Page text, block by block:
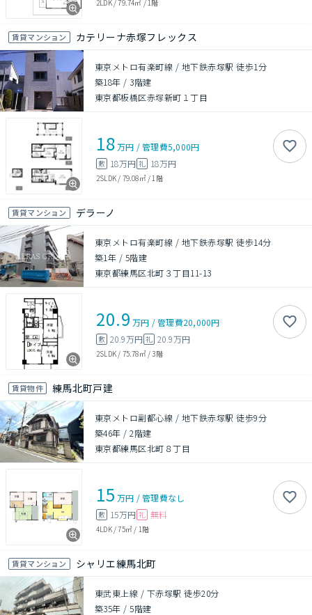
2LDK/79.74㎡ / 1階
賃貸マンション カテリーナ赤塚フレックス
東京メトロ有楽町線 / 地下鉄赤塚駅 徒歩1分
築18年 / 3階建
東京都板橋区赤塚新町１丁目
18万円 /管理費5,000円
敷 18万円 礼 18万円
2SLDK / 79.08㎡/ 1階
賃貸マンション デラーノ
東京メトロ有楽町線 / 地下鉄赤塚駅 徒歩14分
築1年 / 5階建
東京都練馬区北町３丁目11-13
20.9 万円 /管理費20,000円
敷 20.9万円 礼 20.9万円
2SLDK / 75.78㎡/3階
賃貸物件 練馬北町戸建
東京メトロ副都心線 / 地下鉄赤塚駅 徒歩9分
築46年 /2階建
東京都練馬区北町８丁目
15 万円 /管理費なし
敷 15万円 礼 無料
4LDK/75㎡ / 1階
賃貸マンション シャリエ練馬北町
東武東上線 / 下赤塚駅 徒歩20分
築35年 /5階建